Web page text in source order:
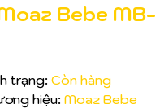
Bebe MB-
trạng: Còn hàng
hiệu: Moaz Bebe